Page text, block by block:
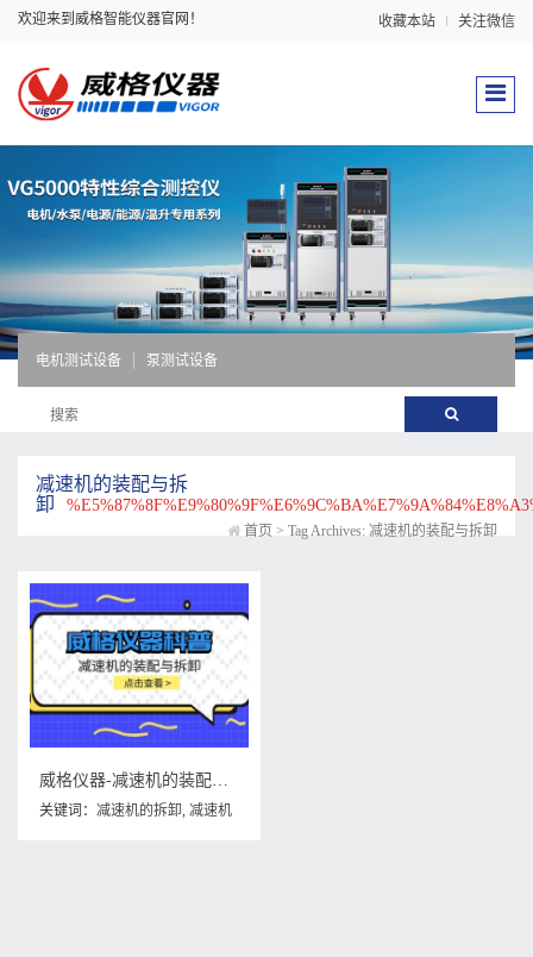
欢迎来到威格智能仪器官网！ 收藏本站 关注微信
电机测试设备 泵测试设备
减速机的装配与拆
卸
首页 > Tag Archives: 减速机的装配与拆卸
威格仪器-减速机的装配与拆卸
关键词： 减速机的拆卸, 减速机